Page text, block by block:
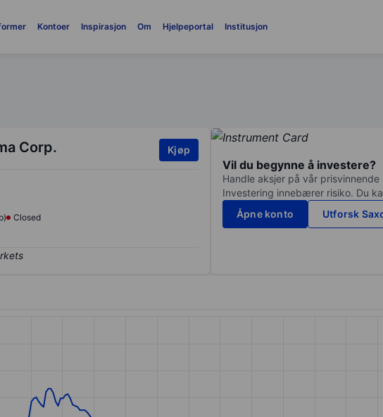
Kontoer Inspirasjon Om Hjelpeportal Institusjon
Corp.
Kjøp
Closed
Vil du begynne å investere?
Handle aksjer på vår
Investering innebærer risiko. Du
Åpne konto
Utforsk
categories.
values. Data ranges from 4.27 to 5.36.